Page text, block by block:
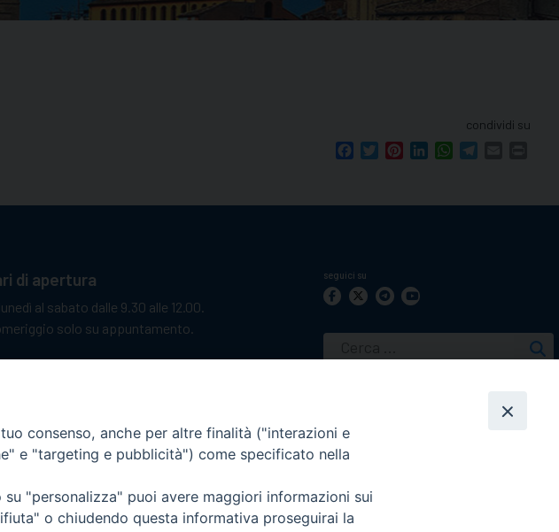
condividi su
FacebookTwitterPinterestLinkedInWhatsApp
di apertura
al sabato dalle 9.30 alle 12.00.
solo su appuntamento.
seguici su
consenso, anche per altre finalità ("interazioni e
e "targeting e pubblicità") come specificato nella
"personalizza" puoi avere maggiori informazioni sui
o chiudendo questa informativa proseguirai la